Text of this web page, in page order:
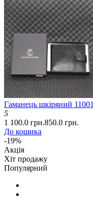
Гаманець шкіряний 11001
5
1 100.0 грн.850.0 грн.
До кошика
-19%
Акція
Хіт продажу
Популярний